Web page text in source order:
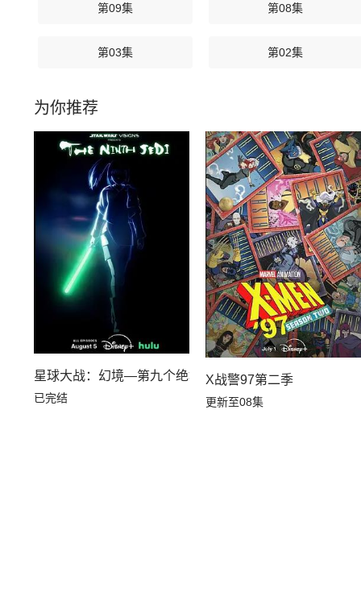
第09集 第08集
第03集 第02集
为你推荐
星球大战：幻境—第九个绝地武士
已完结
X战警97第二季
更新至08集